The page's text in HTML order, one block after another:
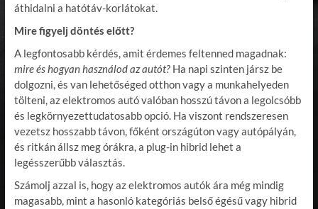
áthidalni a hatótáv-korlátokat.
Mire figyelj döntés előtt?
A legfontosabb kérdés, amit érdemes feltenned magadnak:
mire és hogyan használod az autót?Ha napi szinten jársz be
dolgozni, és van lehetőséged otthon vagy a munkahelyeden
tölteni, az elektromos autó valóban hosszú távon a legolcsóbb
és legkörnyezettudatosabb opció. Ha viszont rendszeresen
vezetsz hosszabb távon, főként országúton vagy autópályán,
és ritkán állsz meg órákra, a plug-in hibrid lehet a
legésszerűbb választás.
Számolj azzal is, hogy az elektromos autók ára még mindig
magasabb, mint a hasonló kategóriás belső égésű vagy hibrid